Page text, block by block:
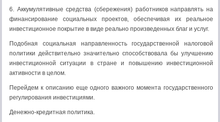
6. Аккумулятивные средства (сбережения) работников направлять на
финансирование социальных проектов, обеспечивая их реальное
инвестиционное покрытие в виде реально произведенных благ и услуг.
Подобная социальная направленность государственной налоговой
политики действительно значительно способствовала бы улучшению
инвестиционной ситуации в стране и повышению инвестиционной
активности в целом.
Перейдем к описанию еще одного важного момента государственного
регулирования инвестициями.
Денежно-кредитная политика.